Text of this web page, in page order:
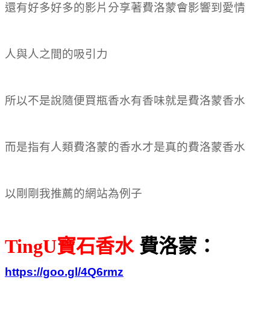
還有好多好多的影片分享著費洛蒙會影響到愛情
人與人之間的吸引力
所以不是說隨便買瓶香水有香味就是費洛蒙香水
而是指有人類費洛蒙的香水才是真的費洛蒙香水
以剛剛我推薦的網站為例子
TingU寶石香水費洛蒙：
https://goo.gl/4Q6rmz